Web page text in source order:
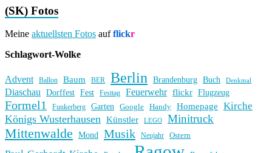
(SK) Fotos
Meine aktuellsten Fotos aufflickr
Schlagwort-Wolke
Advent Ballon Baum BER Berlin Brandenburg Buch Denkmal
Diaschau Dorffest Fest Festtag Feuerwehr flickr Flugzeug
Formel1 Funkerberg Garten Google Handy Homepage Kirche
Königs Wusterhausen Künstler LEGO Minitruck
Mittenwalde Mond Musik Neujahr Ostern